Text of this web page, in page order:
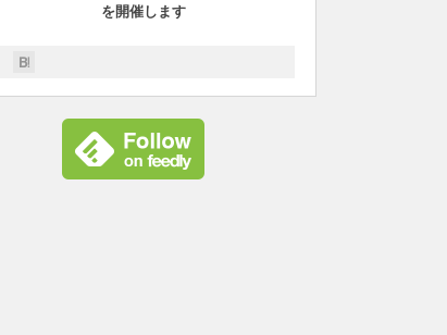
を開催します